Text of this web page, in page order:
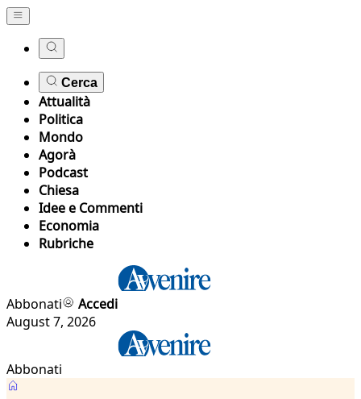
Cerca
Attualità
Politica
Mondo
Agorà
Podcast
Chiesa
Idee e Commenti
Economia
Rubriche
Abbonati
Accedi
August 7, 2026
Abbonati